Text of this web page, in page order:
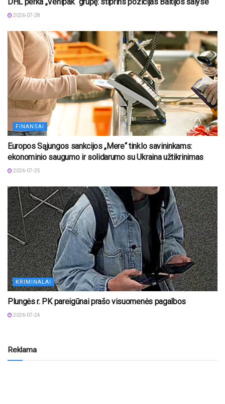
2026-07-28
FINANSAI
Europos Sąjungos sankcijos „Mere“ tinklo savininkams:
ekonominio saugumo ir solidarumo su Ukraina užtikrinimas
2026-07-25
KRIMINALAI
Plungės r. PK pareigūnai prašo visuomenės pagalbos
2026-07-24
Reklama